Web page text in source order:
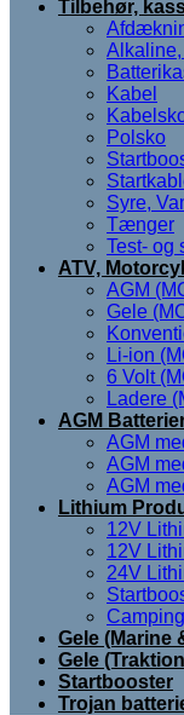
Tilbehør,
Kabel
Polsko
Syre,
Tænger
Test- og
ATV,
AGM
Gele
Li-ion
6 Volt
Ladere
AGM
AGM
AGM
AGM
Lithium
12V
12V
24V
Gele (Marine
Gele
Startbooster
Trojan